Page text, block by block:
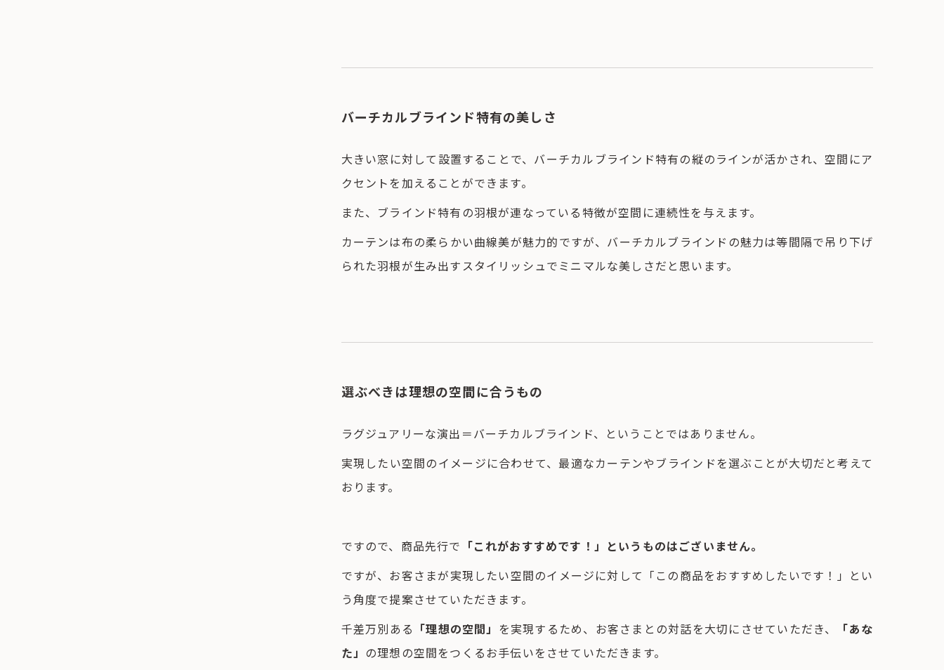
バーチカルブラインド特有の美しさ
大きい窓に対して設置することで、バーチカルブラインド特有の縦のラインが活かされ、空間にア
クセントを加えることができます。
また、ブラインド特有の羽根が連なっている特徴が空間に連続性を与えます。
カーテンは布の柔らかい曲線美が魅力的ですが、バーチカルブラインドの魅力は等間隔で吊り下げ
られた羽根が生み出すスタイリッシュでミニマルな美しさだと思います。
選ぶべきは理想の空間に合うもの
ラグジュアリーな演出＝バーチカルブラインド、ということではありません。
実現したい空間のイメージに合わせて、最適なカーテンやブラインドを選ぶことが大切だと考えて
おります。
ですので、商品先行で 「これがおすすめです！」というものはございません。
ですが、お客さまが実現したい空間のイメージに対して「この商品をおすすめしたいです！」とい
う角度で提案させていただきます。
千差万別ある 「理想の空間」 を実現するため、お客さまとの対話を大切にさせていただき、
「あな
た」 の理想の空間をつくるお手伝いをさせていただきます。